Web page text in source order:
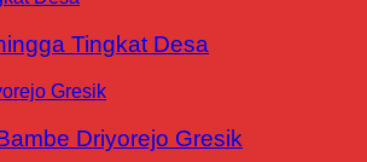
Tingkat Desa
Driyorejo Gresik